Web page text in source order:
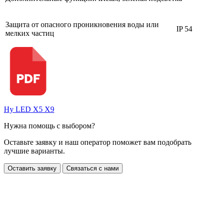
Защита от опасного проникновения воды или
мелких частиц
IP 54
Hy LED X5 X9
Нужна помощь с выбором?
Оставьте заявку и наш оператор поможет вам подобрать
лучшие варианты.
Оставить заявку Связаться с нами